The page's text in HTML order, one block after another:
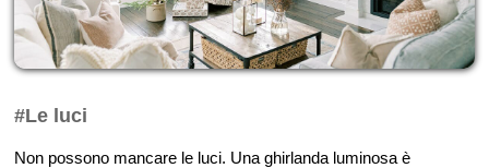
#Le luci
Non possono mancare le luci. Una ghirlanda luminosa è